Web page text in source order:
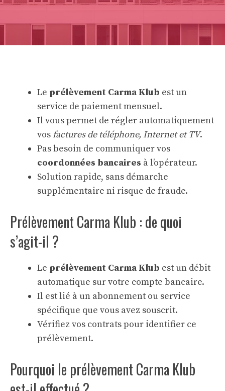
Le prélèvement Carma Klub est un
service de paiement mensuel.
Il vous permet de régler automatiquement
vosfactures de téléphone, Internet et TV.
Pas besoin de communiquer vos
coordonnées bancaires à l’opérateur.
Solution rapide, sans démarche
supplémentaire ni risque de fraude.
Prélèvement Carma Klub : de quoi
s’agit-il ?
Le prélèvement Carma Klub est un débit
automatique sur votre compte bancaire.
Il est lié à un abonnement ou service
spécifique que vous avez souscrit.
Vérifiez vos contrats pour identifier ce
prélèvement.
Pourquoi le prélèvement Carma Klub